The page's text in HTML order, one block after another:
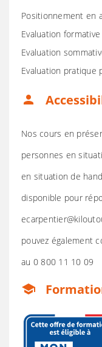
Positionnement en
Evaluation
Evaluation
Evaluation pratique
person
Nos cours en
personnes en
en situation de
disponible pour
pouvez également
au 0 800 11 10 09
school